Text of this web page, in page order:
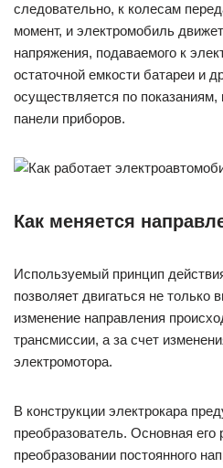
следовательно, к колесам
момент, и электромобиль
напряжения, подаваемого к
остаточной емкости батареи и
осуществляется по
панели приборов.
Как меняется
Используемый принцип
позволяет двигаться не только
изменение направления
трансмиссии, а за счет
электромотора.
В конструкции электрокара
преобразователь. Основная его
преобразовании постоянного